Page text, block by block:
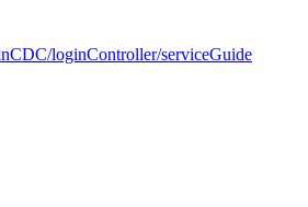
loginController/serviceGuide